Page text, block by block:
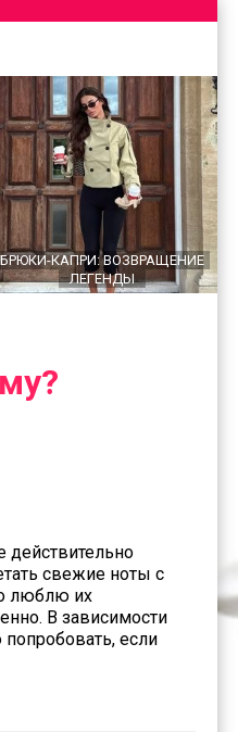
БРЮКИ-КАПРИ: ВОЗВРАЩЕНИЕ
ЛЕГЕНДЫ
свежие ноты с
люблю их
В зависимости
если